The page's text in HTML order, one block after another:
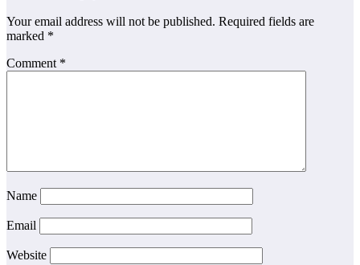
Your email address will not be published. Required fields are
marked *
Comment *
Name
Email
Website